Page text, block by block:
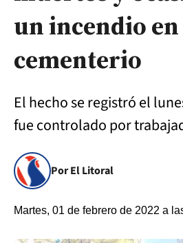
un incendio
cementerio
El hecho se registró el
fue controlado por
Por El Litoral
Martes, 01 de febrero de 2022 a